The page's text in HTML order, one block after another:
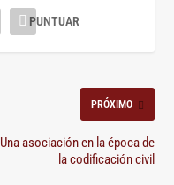
PRÓXIMO
Una asociación en la época de
la codificación civil